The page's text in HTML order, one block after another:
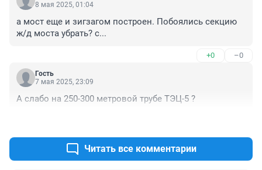
8 мая 2025, 01:04
а мост еще и зигзагом построен. Побоялись секцию
ж/д моста убрать? с...
+0 –0
Гость
7 мая 2025, 23:09
А слабо на 250-300 метровой трубе ТЭЦ-5 ?
Читать все комментарии